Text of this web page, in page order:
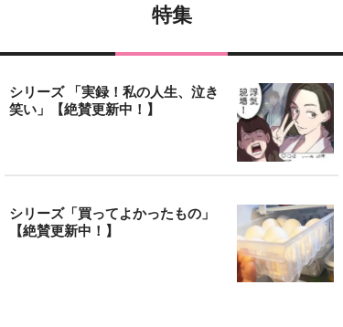
特集
シリーズ 「実録！私の人生、泣き
笑い」【絶賛更新中！】
シリーズ「買ってよかったもの」
【絶賛更新中！】